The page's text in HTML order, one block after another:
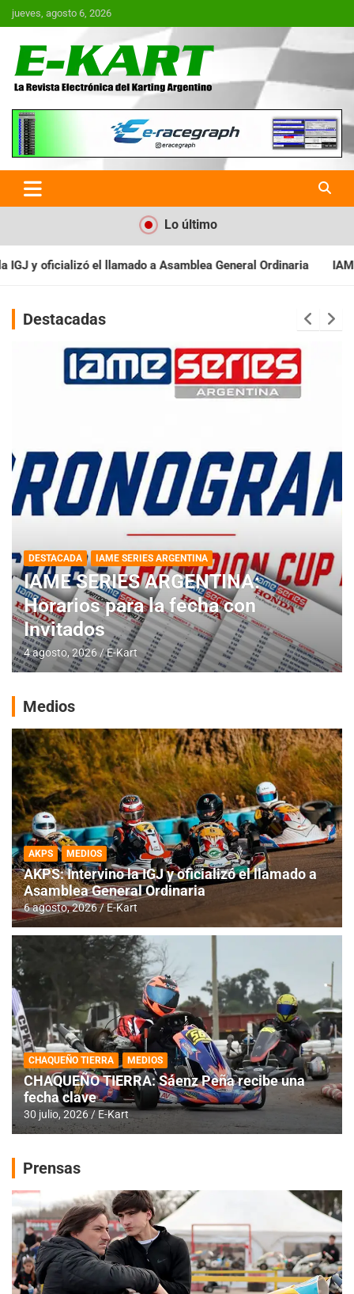
Saltar
al
jueves, agosto 6, 2026
E-Kart.com.ar | La Revista
Electrónica del Karting en
Argentina
Lo último
General Ordinaria IAME SERIES ARGENTINA:
Destacadas
DESTACADA IAME SERIES ARGENTINA
IAME SERIES ARGENTINA:
Horarios para la fecha con
Invitados
4 agosto, 2026 E-Kart
Medios
AKPS MEDIOS
AKPS: Intervino la IGJ y oficializó el llamado a
Asamblea General Ordinaria
6 agosto, 2026 E-Kart
CHAQUEÑO TIERRA MEDIOS
CHAQUEÑO TIERRA: Sáenz Peña recibe una
fecha clave
30 julio, 2026 E-Kart
Prensas